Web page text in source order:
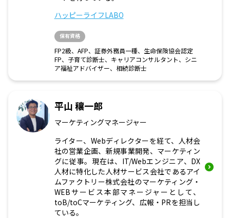
ハッピーライフLABO
保有資格
FP2級、AFP、証券外務員一種、生命保険協会認定
FP、子育て診断士、キャリアコンサルタント、シニ
ア福祉アドバイザー、相続診断士
平山 穰一郎
マーケティングマネージャー
ライター、Webディレクターを経て、人材会
社の営業企画、新規事業開発、マーケティン
グに従事。現在は、IT/Webエンジニア、DX
人材に特化した人材サービス会社であるアイ
ムファクトリー株式会社のマーケティング・
WEBサービス本部マネージャーとして、
toB/toCマーケティング、広報・PRを担当し
ている。